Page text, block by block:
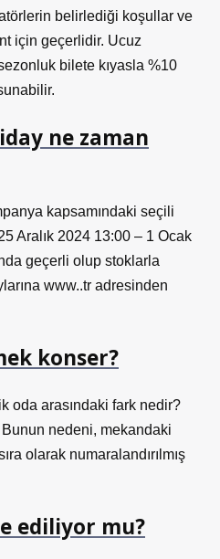
belirlediği koşullar ve
için geçerlidir. Ucuz
bilete kıyasla %10
ne zaman
kapsamındaki seçili
Aralık 2024 13:00 – 1 Ocak
geçerli olup stoklarla
www..tr adresinden
konser?
oda arasındaki fark nedir?
nedeni, mekandaki
olarak numaralandırılmış
ediliyor mu?